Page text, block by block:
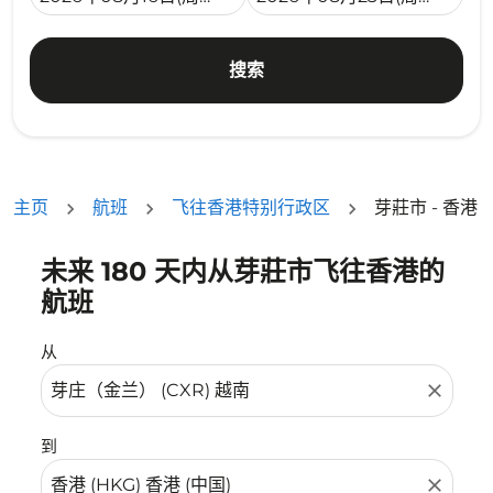
搜索
主页 航班 飞往香港特别行政区 芽莊市 - 香港
未来 180 天内从芽莊市飞往香港的
航班
从
close
到
close
没有符合您的筛选条件的机票。请调整您的筛选条件。